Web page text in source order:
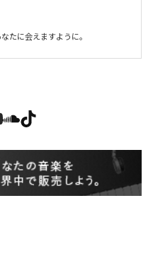
たに会えますように。